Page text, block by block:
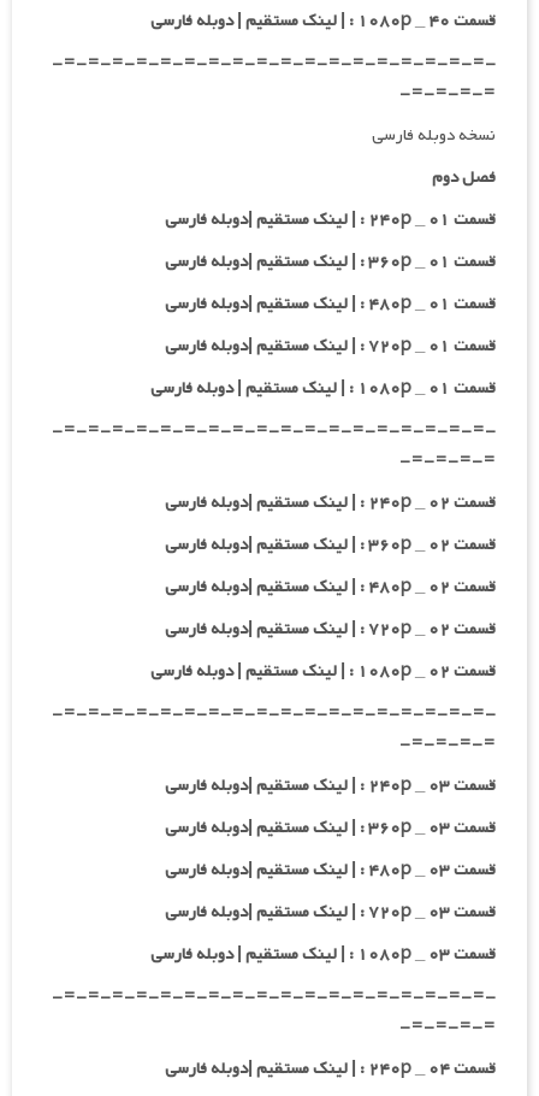
قسمت ۴۰ _ ۱۰۸۰p : | لینک مستقیم | دوبله فارسی
-=-=-=-=-=-=-=-=-=-=-=-=-=-=-=-=-=-=-
=-=-=-=-
نسخه دوبله فارسی
فصل دوم
قسمت ۰۱ _ ۲۴۰p : | لینک مستقیم |دوبله فارسی
قسمت ۰۱ _ ۳۶۰p : | لینک مستقیم |دوبله فارسی
قسمت ۰۱ _ ۴۸۰p : | لینک مستقیم |دوبله فارسی
قسمت ۰۱ _ ۷۲۰p : | لینک مستقیم |دوبله فارسی
قسمت ۰۱ _ ۱۰۸۰p : | لینک مستقیم | دوبله فارسی
-=-=-=-=-=-=-=-=-=-=-=-=-=-=-=-=-=-=-
=-=-=-=-
قسمت ۰۲ _ ۲۴۰p : | لینک مستقیم |دوبله فارسی
قسمت ۰۲ _ ۳۶۰p : | لینک مستقیم |دوبله فارسی
قسمت ۰۲ _ ۴۸۰p : | لینک مستقیم |دوبله فارسی
قسمت ۰۲ _ ۷۲۰p : | لینک مستقیم |دوبله فارسی
قسمت ۰۲ _ ۱۰۸۰p : | لینک مستقیم | دوبله فارسی
-=-=-=-=-=-=-=-=-=-=-=-=-=-=-=-=-=-=-
=-=-=-=-
قسمت ۰۳ _ ۲۴۰p : | لینک مستقیم |دوبله فارسی
قسمت ۰۳ _ ۳۶۰p : | لینک مستقیم |دوبله فارسی
قسمت ۰۳ _ ۴۸۰p : | لینک مستقیم |دوبله فارسی
قسمت ۰۳ _ ۷۲۰p : | لینک مستقیم |دوبله فارسی
قسمت ۰۳ _ ۱۰۸۰p : | لینک مستقیم | دوبله فارسی
-=-=-=-=-=-=-=-=-=-=-=-=-=-=-=-=-=-=-
=-=-=-=-
قسمت ۰۴ _ ۲۴۰p : | لینک مستقیم |دوبله فارسی